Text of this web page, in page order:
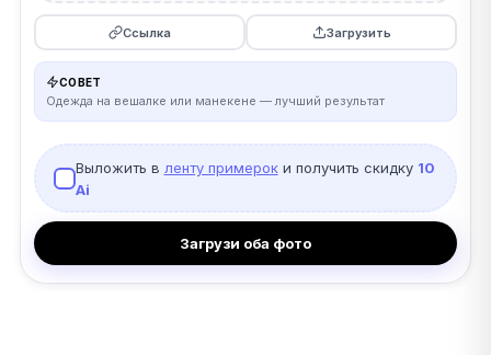
Ссылка Загрузить
СОВЕТ
Одежда на вешалке или манекене — лучший результат
Выложить в ленту примероки получить скидку 10
Ai
Загрузи оба фото